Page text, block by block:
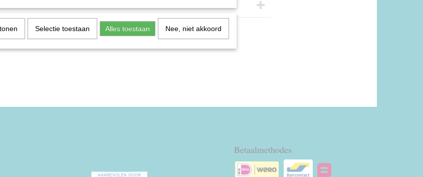
Save
Betaalmethodes
Selectie toestaan Alles toestaan Nee, niet akkoord